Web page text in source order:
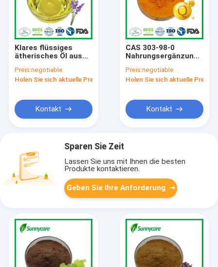
Klares flüssiges
ätherisches Öl aus
Akne
Preis:negotiable
Holen Sie sich aktuelle Preis
Kontakt
CAS 303-98-0
Q10 Pulver
Preis:negotiable
Holen Sie sich aktuelle Preis
Kontakt
Sparen Sie Zeit
Lassen Sie uns mit Ihnen die besten
Produkte kontaktieren.
Geben Sie Ihre Anforderung